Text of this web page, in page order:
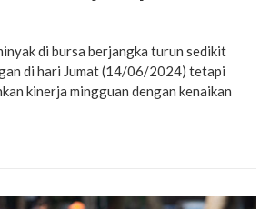
di bursa berjangka turun sedikit
di hari Jumat (14/06/2024) tetapi
kinerja mingguan dengan kenaikan